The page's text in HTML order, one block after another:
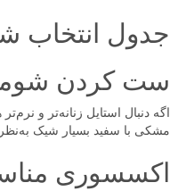
جدول انتخاب
ست کردن
اگه دنبال استایل زنانه‌تر و
مشکی با سفید بسیار شیک
اکسسوری